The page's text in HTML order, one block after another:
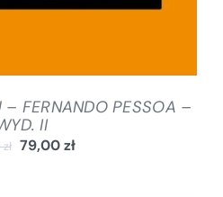
– FERNANDO PESSOA –
II
zł 79,00zł